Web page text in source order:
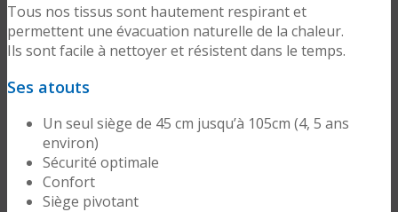
Tous nos tissus sont hautement respirant et
permettent une évacuation naturelle de la chaleur.
Ils sont facile à nettoyer et résistent dans le temps.
Ses atouts
Un seul siège de 45 cm jusqu’à 105cm (4, 5 ans
environ)
Sécurité optimale
Confort
Siège pivotant